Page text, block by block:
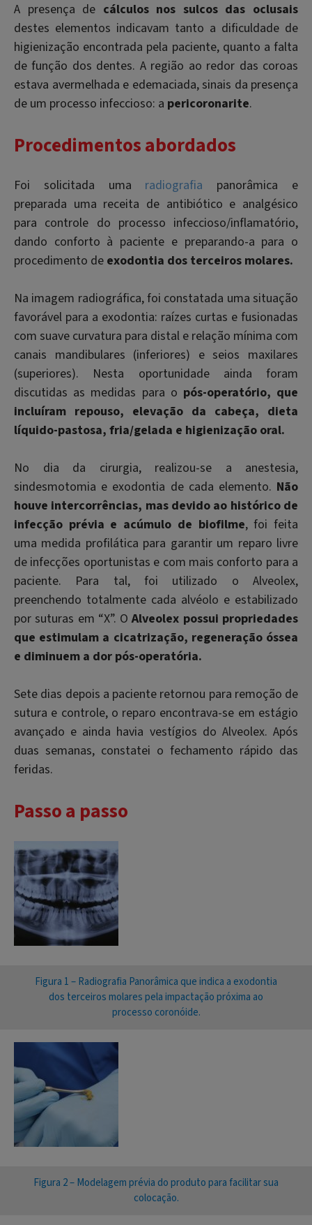
A presença de cálculos nos sulcos das oclusais
destes elementos indicavam tanto a dificuldade de
higienização encontrada pela paciente, quanto a falta
de função dos dentes. A região ao redor das coroas
estava avermelhada e edemaciada, sinais da presença
de um processo infeccioso: a pericoronarite.
Procedimentos abordados
Foi solicitada uma radiografia panorâmica e
preparada uma receita de antibiótico e analgésico
para controle do processo infeccioso/inflamatório,
dando conforto à paciente e preparando-a para o
procedimento de exodontia dos terceiros molares.
Na imagem radiográfica, foi constatada uma situação
favorável para a exodontia: raízes curtas e fusionadas
com suave curvatura para distal e relação mínima com
canais mandibulares (inferiores) e seios maxilares
(superiores). Nesta oportunidade ainda foram
discutidas as medidas para o pós-operatório, que
incluíram repouso, elevação da cabeça, dieta
líquido-pastosa, fria/gelada e higienização oral.
No dia da cirurgia, realizou-se a anestesia,
sindesmotomia e exodontia de cada elemento. Não
houve intercorrências, mas devido ao histórico de
infecção prévia e acúmulo de biofilme, foi feita
uma medida profilática para garantir um reparo livre
de infecções oportunistas e com mais conforto para a
paciente. Para tal, foi utilizado o Alveolex,
preenchendo totalmente cada alvéolo e estabilizado
por suturas em “X”. OAlveolex possui propriedades
que estimulam a cicatrização, regeneração óssea
e diminuem a dor pós-operatória.
Sete dias depois a paciente retornou para remoção de
sutura e controle, o reparo encontrava-se em estágio
avançado e ainda havia vestígios do Alveolex. Após
duas semanas, constatei o fechamento rápido das
feridas.
Passo a passo
Figura 1 – Radiografia Panorâmica que indica a exodontia
dos terceiros molares pela impactação próxima ao
processo coronóide.
Figura 2 – Modelagem prévia do produto para facilitar sua
colocação.